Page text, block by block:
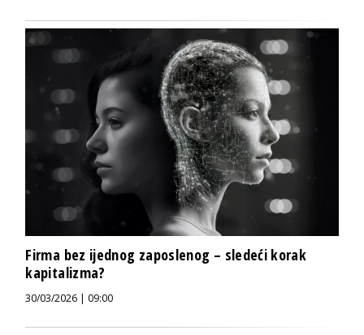
Firma bez ijednog zaposlenog – sledeći korak
kapitalizma?
30/03/2026 | 09:00